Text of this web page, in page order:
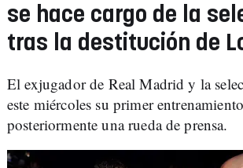
se hace cargo de la
tras la destitución de
El exjugador de Real Madrid y la
este miércoles su primer
posteriormente una rueda de prensa.